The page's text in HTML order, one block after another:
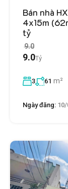
Bán nhà
4x15m
tỷ
9.0
9.0
Tỷ
3 61 m²
Ngày đăng: